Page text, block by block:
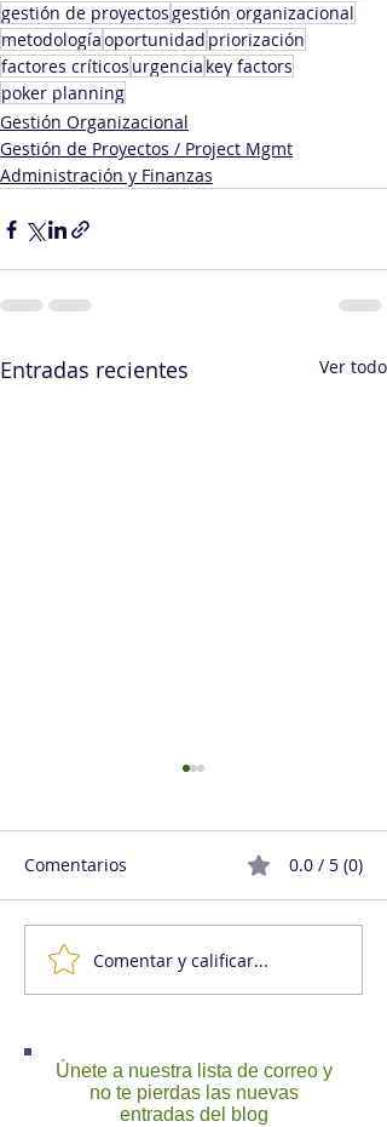
gestión de proyectosgestión organizacional
metodologíaoportunidad priorización
factores críticos urgencia key factors
poker planning
Gestión Organizacional
Gestión de Proyectos / Project Mgmt
Administración y Finanzas
Entradas recientes Ver todo
Viabilidad y utilidad de
una oficina de gestión
Comentarios 0.0 / 5 (0)
Comentar y calificar...
Únete a nuestra lista de correo y
no te pierdas las nuevas
entradas del blog